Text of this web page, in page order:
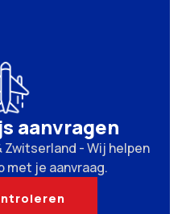
aanvragen
- Wij helpen
met je aanvraag.